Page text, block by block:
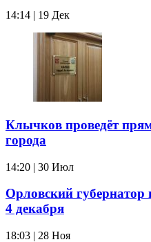
14:14 | 19 Дек
Клычков проведёт
города
14:20 | 30 Июл
Орловский
4 декабря
18:03 | 28 Ноя